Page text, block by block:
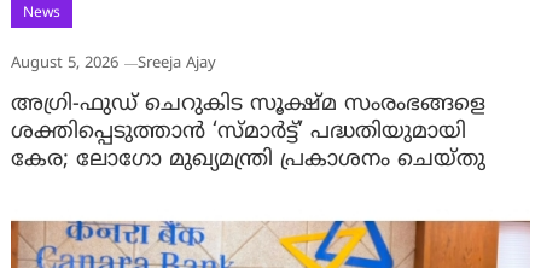
News
August 5, 2026 Sreeja Ajay
അഗ്രി-ഫുഡ് ചെറുകിട സൂക്ഷ്മ സംരംഭങ്ങളെ
ശക്തിപ്പെടുത്താന്‍ ‘സ്മാര്‍ട്ട്’ പദ്ധതിയുമായി
കേര; ലോഗോ മുഖ്യമന്ത്രി പ്രകാശനം ചെയ്തു